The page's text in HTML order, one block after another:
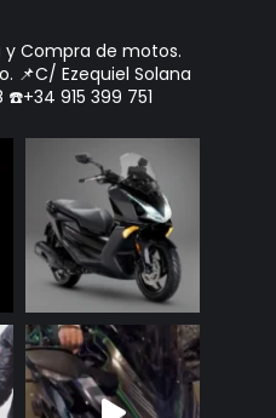
y Compra de motos.
📌C/ Ezequiel Solana
☎️+34 915 399 751